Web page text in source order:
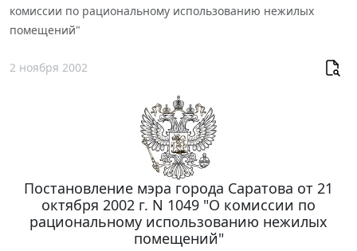
комиссии по рациональному использованию нежилых
помещений"
2 ноября 2002
Постановление мэра города Саратова от 21
октября 2002 г. N 1049 "О комиссии по
рациональному использованию нежилых
помещений"